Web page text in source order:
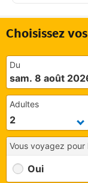
Choisissez
Du
sam. 8 août
Adultes
Vous voyagez pour
Oui